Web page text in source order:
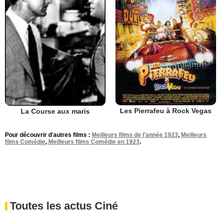
La Course aux maris Les Pierrafeu à Rock Vegas
Pour découvrir d'autres films : Meilleurs films de l'année 1923, Meilleurs
films Comédie, Meilleurs films Comédie en 1923.
Toutes les actus Ciné